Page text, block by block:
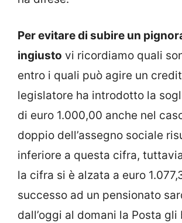
Per evitare di subire un
ingiusto vi ricordiamo quali
entro i quali può agire un
legislatore ha introdotto la
di euro 1.000,00 anche nel
doppio dell’assegno sociale
inferiore a questa cifra,
la cifra si è alzata a euro
successo ad un pensionato
dall’oggi al domani la Posta